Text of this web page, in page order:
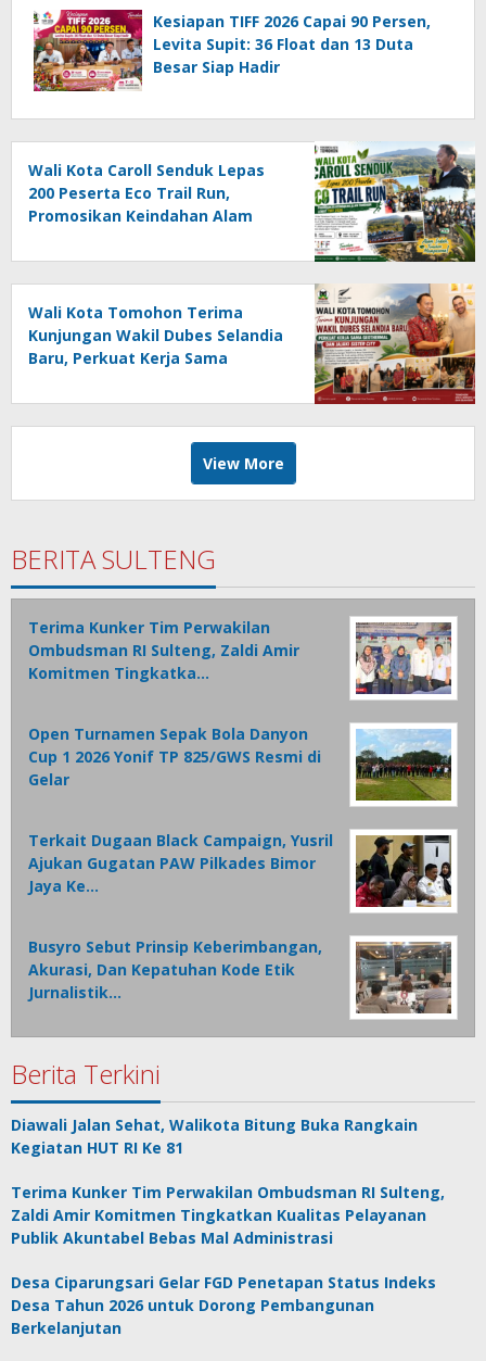
Kesiapan TIFF 2026 Capai 90 Persen,
Levita Supit: 36 Float dan 13 Duta
Besar Siap Hadir
Wali Kota Caroll Senduk Lepas
200 Peserta Eco Trail Run,
Promosikan Keindahan Alam
Wali Kota Tomohon Terima
Kunjungan Wakil Dubes Selandia
Baru, Perkuat Kerja Sama
View More
BERITA SULTENG
Terima Kunker Tim Perwakilan
Ombudsman RI Sulteng, Zaldi Amir
Komitmen Tingkatka…
Open Turnamen Sepak Bola Danyon
Cup 1 2026 Yonif TP 825/GWS Resmi di
Gelar
Terkait Dugaan Black Campaign, Yusril
Ajukan Gugatan PAW Pilkades Bimor
Jaya Ke…
Busyro Sebut Prinsip Keberimbangan,
Akurasi, Dan Kepatuhan Kode Etik
Jurnalistik…
Berita Terkini
Diawali Jalan Sehat, Walikota Bitung Buka Rangkain
Kegiatan HUT RI Ke 81
Terima Kunker Tim Perwakilan Ombudsman RI Sulteng,
Zaldi Amir Komitmen Tingkatkan Kualitas Pelayanan
Publik Akuntabel Bebas Mal Administrasi
Desa Ciparungsari Gelar FGD Penetapan Status Indeks
Desa Tahun 2026 untuk Dorong Pembangunan
Berkelanjutan